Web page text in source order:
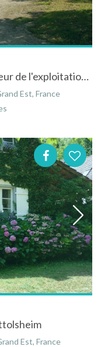
Gîte à la Ferme Halter en plein coeur de l'exploitation agricole
Est, France
Est, France